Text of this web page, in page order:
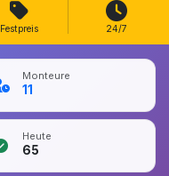
Festpreis 24/7
Monteure
11
Heute
65